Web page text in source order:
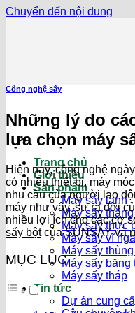
Chuyển đến nội dung
Trang chủ
Giới thiệu
Sản phẩm
Máy sấy lạnh
Máy sấy
Máy sấy thực
Máy sấy vĩ
Máy sấy
Máy sấy băng
Máy sấy tháp
Tin tức
Dự án cung
Công nghệ sấy
Những lý do
lựa chọn máy
Hiện nay, công nghệ
có nhiều thiết bị, máy
nhu cầu của người lao
máy như vậy, sự ra đời
nhiều lợi ích cho các cơ
sấy bộtcủa SUNSAY và
MỤC LỤC